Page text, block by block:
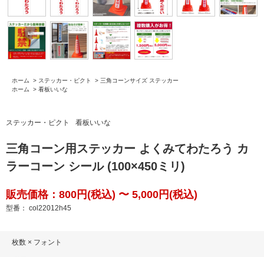
ホーム > ステッカー・ピクト > 三角コーンサイズ ステッカー
ホーム
> 看板いいな
ステッカー・ピクト 看板いいな
三角コーン用ステッカー よくみてわたろう カ
ラーコーン シール (100×450ミリ)
販売価格：800円(税込) 〜 5,000円(税込)
型番： col22012h45
枚数 × フォント